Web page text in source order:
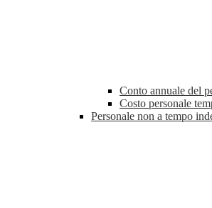
Conto annuale del
Costo personale
Personale non a tempo